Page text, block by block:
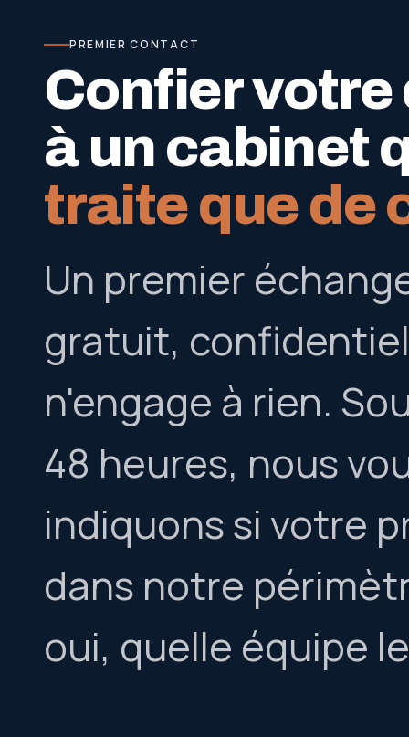
PREMIER CONTACT
Confier votre
à un cabinet
traite que de
Un premier
gratuit,
n'engage à rien.
48 heures, nous
indiquons si votre
dans notre
oui, quelle équipe